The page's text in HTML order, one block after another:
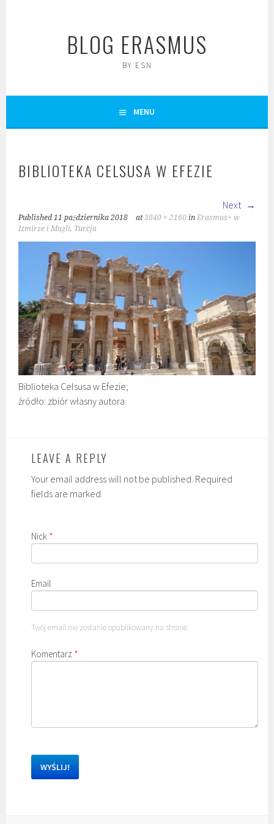
BLOG ERASMUS
BY ESN
MENU
BIBLIOTEKA CELSUSA W EFEZIE
Next
Published11 października 2018 at3840 × 2160 inErasmus+ w
Izmirze i Muğli, Turcja
Biblioteka Celsusa w Efezie;
źródło: zbiór własny autora
LEAVE A REPLY
Your email address will not be published. Required
fields are marked
Nick *
Email
Twój email nie zostanie opublikowany na stronie.
Komentarz *